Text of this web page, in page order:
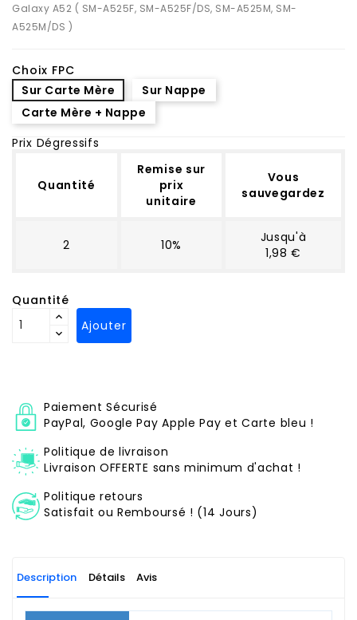
Galaxy A52 ( SM-A525F, SM-A525F/DS, SM-A525M, SM-
A525M/DS )
Choix FPC
Sur Carte Mère
Sur Nappe
Carte Mère + Nappe
Prix Dégressifs
Quantité
Remise sur
prix
unitaire
Vous
sauvegardez
2 10%
Jusqu'à
1,98 €
Quantité
Ajouter
Paiement Sécurisé
PayPal, Google Pay Apple Pay et Carte bleu !
Politique de livraison
Livraison OFFERTE sans minimum d'achat !
Politique retours
Satisfait ou Remboursé ! (14 Jours)
Description Détails Avis